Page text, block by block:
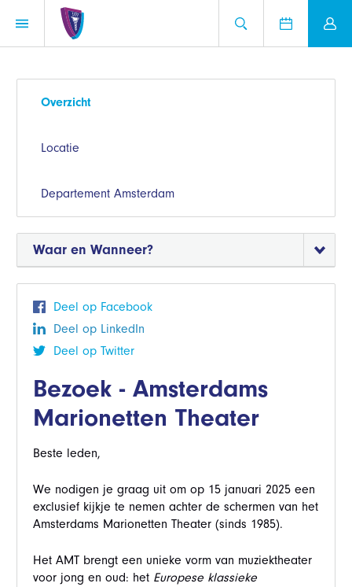
Overzicht
Locatie
Departement Amsterdam
Waar en Wanneer?
Deel op Facebook
Deel op LinkedIn
Deel op Twitter
Bezoek - Amsterdams
Marionetten Theater
Beste leden,
We nodigen je graag uit om op 15 januari 2025 een
exclusief kijkje te nemen achter de schermen van het
Amsterdams Marionetten Theater (sinds 1985).
Het AMT brengt een unieke vorm van muziektheater
voor jong en oud: het Europese klassieke